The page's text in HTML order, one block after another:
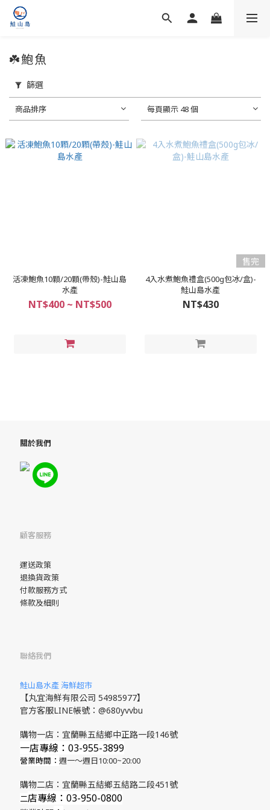
☘️鮑魚
篩選
商品排序 每頁顯示 48 個
活凍鮑魚10顆/20顆(帶殼)-鮭山島
水產
NT$400 ~ NT$500
售完
4入水煮鮑魚禮盒(500g包冰/盒)-
鮭山島水產
NT$430
關於我們
顧客服務
運送政策
退換貨政策
付款服務方式
條款及細則
聯絡我們
鮭山島水產 海鮮超市
【丸宜海鮮有限公司 54985977】
官方客服LINE帳號：@680yvvbu
購物一店：宜蘭縣五結鄉中正路一段146號
一店專線：03-955-3899
營業時間： 週一～週日10:00~20:00
購物二店：宜蘭縣五結鄉五結路二段451號
​二店專線 ：03-950-0800